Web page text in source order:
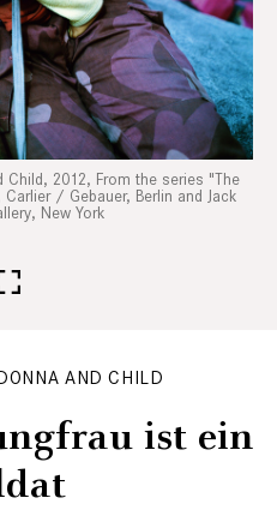
Child, 2012, From the series "The
/ Gebauer, Berlin and Jack
New York
AND CHILD
ist ein